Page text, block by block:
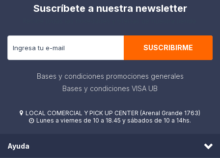
Suscríbete a nuestra newsletter
SUSCRIBIRME
Bases y condiciones promociones generales
Bases y condiciones VISA UB
 LOCAL COMERCIAL Y PICK UP CENTER (Arenal Grande 1763)
 Lunes a viernes de 10 a 18.45 y sábados de 10 a 14hs.
Ayuda